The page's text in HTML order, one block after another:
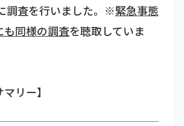
調査を行いました。※緊急事態
も同様の調査を聴取していま
リー】